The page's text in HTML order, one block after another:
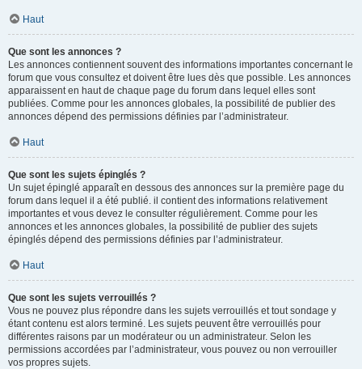
Haut
Que sont les annonces ?
Les annonces contiennent souvent des informations importantes concernant le
forum que vous consultez et doivent être lues dès que possible. Les annonces
apparaissent en haut de chaque page du forum dans lequel elles sont
publiées. Comme pour les annonces globales, la possibilité de publier des
annonces dépend des permissions définies par l’administrateur.
Haut
Que sont les sujets épinglés ?
Un sujet épinglé apparaît en dessous des annonces sur la première page du
forum dans lequel il a été publié. il contient des informations relativement
importantes et vous devez le consulter régulièrement. Comme pour les
annonces et les annonces globales, la possibilité de publier des sujets
épinglés dépend des permissions définies par l’administrateur.
Haut
Que sont les sujets verrouillés ?
Vous ne pouvez plus répondre dans les sujets verrouillés et tout sondage y
étant contenu est alors terminé. Les sujets peuvent être verrouillés pour
différentes raisons par un modérateur ou un administrateur. Selon les
permissions accordées par l’administrateur, vous pouvez ou non verrouiller
vos propres sujets.